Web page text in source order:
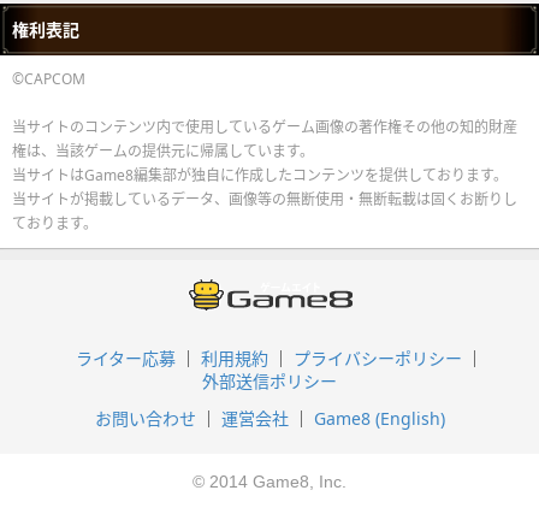
権利表記
©CAPCOM
当サイトのコンテンツ内で使用しているゲーム画像の著作権その他の知的財産
権は、当該ゲームの提供元に帰属しています。
当サイトはGame8編集部が独自に作成したコンテンツを提供しております。
当サイトが掲載しているデータ、画像等の無断使用・無断転載は固くお断りし
ております。
ライター応募 利用規約
プライバシーポリシー
外部送信ポリシー
お問い合わせ
運営会社 Game8 (English)
© 2014 Game8, Inc.